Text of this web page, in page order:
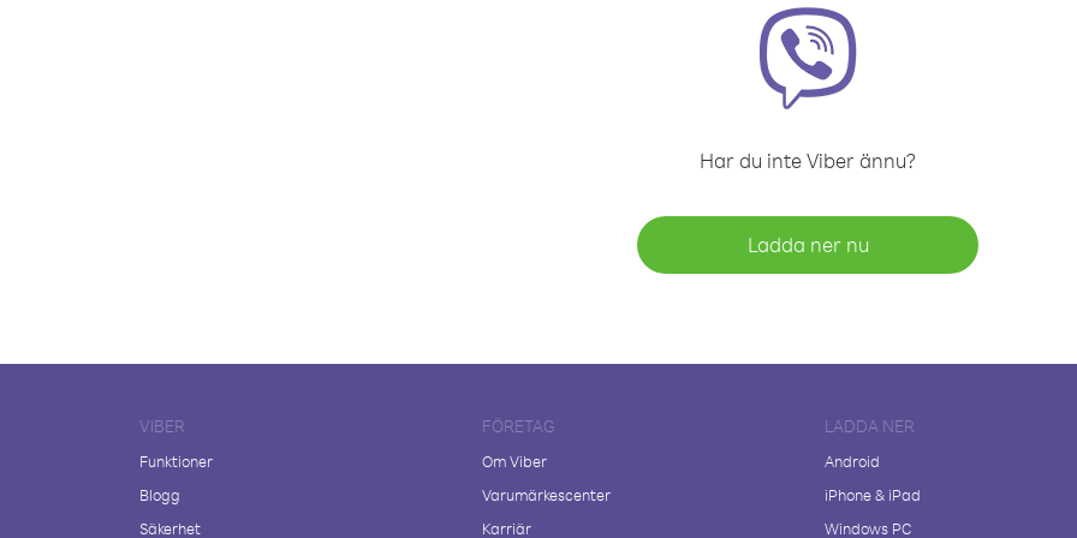
Har du inte Viber ännu?
Ladda ner nu
VIBER
Funktioner
Blogg
Säkerhet
FÖRETAG
Om Viber
Varumärkescenter
Karriär
LADDA NER
Android
iPhone & iPad
Windows PC